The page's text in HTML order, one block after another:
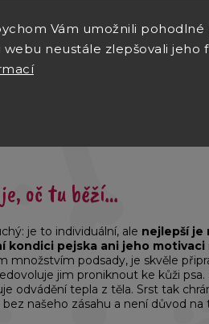
Vám umožnili
neustále zlepšovali jeho
kabátku?
světelného dne
. Ideálně by s
množstvím podsady. U
stále letní srst.
a zůstane mu zimní srst. V
probrat vše s odborníkem, který
oč tu běží…
je to individuální, ale nejlepší je
kondici pejska ani jeho motivaci
množstvím podsady, je skvěle
jim proniknout ke kůži psa.
odvádění tepla z těla. Srst tak
našeho zásahu a není důvod